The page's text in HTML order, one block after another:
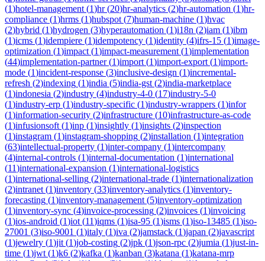
(1)hotel-management (1)hr(20)hr-analytics (2)hr-automation (1)hr-
compliance (1)hrms (1)hubspot (7)human-machine (1)hvac
(2)hybrid (1)hydrogen (3)hyperautomation (1)i18n (2)iam (1)ibm
(1)icms (1)idempiere (1)idempotency (1)identity (4)ifrs-15 (1)image-
optimization (1)impact (1)impact-measurement (1)implementation
(44)implementation-partner(1)import (1)import-export (1)import-
mode (1)incident-response (3)inclusive-design (1)incremental-
refresh (2)indexing (1)india (5)india-gst (2)india-marketplace
(1)indonesia (2)industry (4)industry-4-0 (17)industry-5-0
(1)industry-erp (1)industry-specific (1)industry-wrappers (1)infor
(1)information-security (2)infrastructure (10)infrastructure-as-code
(1)infusionsoft (1)inp (1)insightly (1)insights (2)inspection
(1)instagram (1)instagram-shopping (2)installation (1)integration
(63)intellectual-property (1)inter-company (1)intercompany
(4)internal-controls (1)internal-documentation (1)international
(11)international-expansion (1)international-logistics
(1)international-selling (2)international-trade (1)internationalization
(2)intranet (1)inventory (33)inventory-analytics (1)inventory-
forecasting (1)inventory-management (5)inventory-optimization
(1)inventory-sync (4)invoice-processing (2)invoices (1)invoicing
(1)ios-android (1)iot (11)iqms (1)isa-95 (1)isms (1)iso-13485 (1)iso-
27001 (3)iso-9001 (1)italy (1)iva (2)jamstack (1)japan (2)javascript
(1)jewelry (1)jit (1)job-costing (2)jpk (1)json-rpc (2)jumia (1)just-in-
time (1)jwt (1)k6 (2)kafka (1)kanban (3)katana (1)katana-mrp